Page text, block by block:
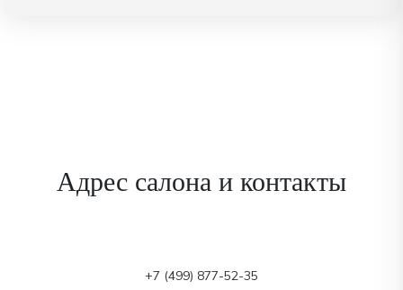
Адрес салона и контакты
+7 (499) 877-52-35